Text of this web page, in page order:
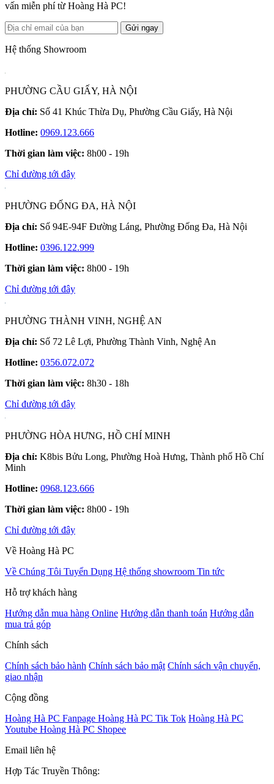
vấn miễn phí từ Hoàng Hà PC!
Gửi ngay
Hệ thống Showroom
PHƯỜNG CẦU GIẤY, HÀ NỘI
Địa chỉ: Số 41 Khúc Thừa Dụ, Phường Cầu Giấy, Hà Nội
Hotline: 0969.123.666
Thời gian làm việc: 8h00 - 19h
Chỉ đường tới đây
PHƯỜNG ĐỐNG ĐA, HÀ NỘI
Địa chỉ: Số 94E-94F Đường Láng, Phường Đống Đa, Hà Nội
Hotline: 0396.122.999
Thời gian làm việc: 8h00 - 19h
Chỉ đường tới đây
PHƯỜNG THÀNH VINH, NGHỆ AN
Địa chỉ: Số 72 Lê Lợi, Phường Thành Vinh, Nghệ An
Hotline: 0356.072.072
Thời gian làm việc: 8h30 - 18h
Chỉ đường tới đây
PHƯỜNG HÒA HƯNG, HỒ CHÍ MINH
Địa chỉ: K8bis Bửu Long, Phường Hoà Hưng, Thành phố Hồ Chí
Minh
Hotline: 0968.123.666
Thời gian làm việc: 8h00 - 19h
Chỉ đường tới đây
Về Hoàng Hà PC
Về Chúng Tôi Tuyển Dụng Hệ thống showroom Tin tức
Hỗ trợ khách hàng
Hướng dẫn mua hàng Online Hướng dẫn thanh toán Hướng dẫn
mua trả góp
Chính sách
Chính sách bảo hành Chính sách bảo mật Chính sách vận chuyển,
giao nhận
Cộng đồng
Hoàng Hà PC Fanpage Hoàng Hà PC Tik Tok Hoàng Hà PC
Youtube Hoàng Hà PC Shopee
Email liên hệ
Hợp Tác Truyền Thông: